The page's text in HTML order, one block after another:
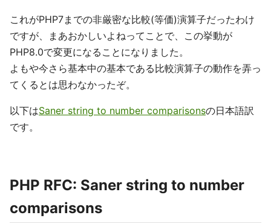
これがPHP7までの非厳密な比較(等価)演算子だったわけ
ですが、まあおかしいよねってことで、この挙動が
PHP8.0で変更になることになりました。
よもや今さら基本中の基本である比較演算子の動作を弄っ
てくるとは思わなかったぞ。
以下はSaner string to number comparisonsの日本語訳
です。
PHP RFC: Saner string to number
comparisons